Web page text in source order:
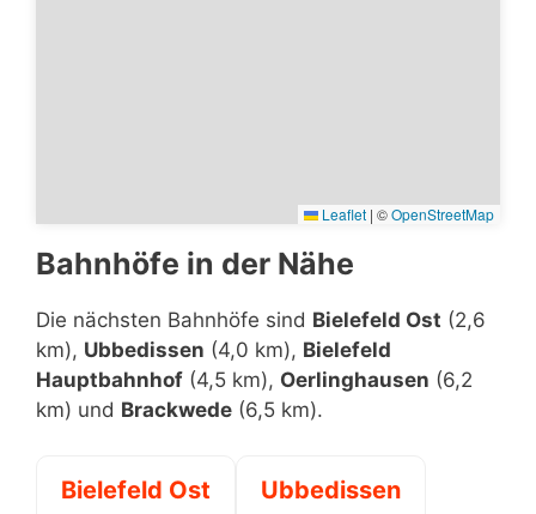
Leaflet | ©OpenStreetMap
Bahnhöfe in der Nähe
Die nächsten Bahnhöfe sind Bielefeld Ost (2,6
km), Ubbedissen (4,0 km), Bielefeld
Hauptbahnhof (4,5 km), Oerlinghausen (6,2
km) und Brackwede (6,5 km).
Bielefeld Ost Ubbedissen